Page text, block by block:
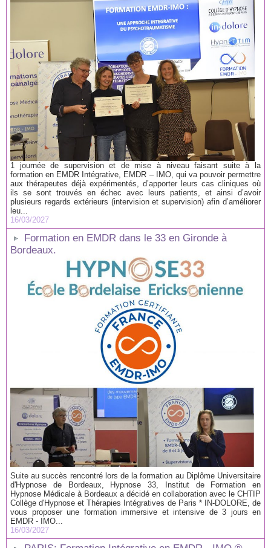
1 journée de supervision et de mise à niveau faisant suite à la
formation en EMDR Intégrative, EMDR – IMO, qui va pouvoir permettre
aux thérapeutes déjà expérimentés, d’apporter leurs cas cliniques où
ils se sont trouvés en échec avec leurs patients, et ainsi d’avoir
plusieurs regards extérieurs (intervision et supervision) afin d’améliorer
leu...
16/03/2027
Formation en EMDR dans le 33 en Gironde à
Bordeaux.
Suite au succès rencontré lors de la formation au Diplôme Universitaire
d'Hypnose de Bordeaux, Hypnose 33, Institut de Formation en
Hypnose Médicale à Bordeaux a décidé en collaboration avec le CHTIP
Collège d'Hypnose et Thérapies Intégratives de Paris * IN-DOLORE, de
vous proposer une formation immersive et intensive de 3 jours en
EMDR - IMO...
16/03/2027